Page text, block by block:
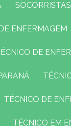
DE ENFERMAGEM
TÉCNICO DE
TÉCNICO DE
TÉCNICO EM